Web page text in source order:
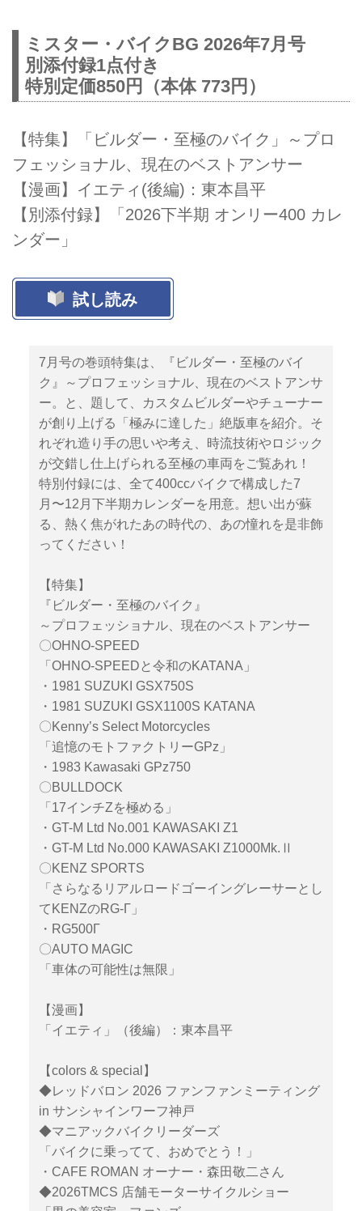
ミスター・バイクBG 2026年7月号
別添付録1点付き
特別定価850円（本体 773円）
【特集】「ビルダー・至極のバイク」～プロ
フェッショナル、現在のベストアンサー
【漫画】イエティ(後編)：東本昌平
【別添付録】「2026下半期 オンリー400 カレ
ンダー」
試し読み
7月号の巻頭特集は、『ビルダー・至極のバイ
ク』～プロフェッショナル、現在のベストアンサ
ー。と、題して、カスタムビルダーやチューナー
が創り上げる「極みに達した」絶版車を紹介。そ
れぞれ造り手の思いや考え、時流技術やロジック
が交錯し仕上げられる至極の車両をご覧あれ！
特別付録には、全て400ccバイクで構成した7
月〜12月下半期カレンダーを用意。想い出が蘇
る、熱く焦がれたあの時代の、あの憧れを是非飾
ってください！
【特集】
『ビルダー・至極のバイク』
～プロフェッショナル、現在のベストアンサー
〇OHNO-SPEED
「OHNO-SPEEDと令和のKATANA」
・1981 SUZUKI GSX750S
・1981 SUZUKI GSX1100S KATANA
〇Kenny’s Select Motorcycles
「追憶のモトファクトリーGPz」
・1983 Kawasaki GPz750
〇BULLDOCK
「17インチZを極める」
・GT-M Ltd No.001 KAWASAKI Z1
・GT-M Ltd No.000 KAWASAKI Z1000Mk.Ⅱ
〇KENZ SPORTS
「さらなるリアルロードゴーイングレーサーとし
てKENZのRG-Γ」
・RG500Γ
〇AUTO MAGIC
「車体の可能性は無限」
【漫画】
「イエティ」（後編）：東本昌平
【colors & special】
◆レッドバロン 2026 ファンファンミーティング
in サンシャインワーフ神戸
◆マニアックバイクリーダーズ
「バイクに乗ってて、おめでとう！」
・CAFE ROMAN オーナー・森田敬二さん
◆2026TMCS 店舗モーターサイクルショー